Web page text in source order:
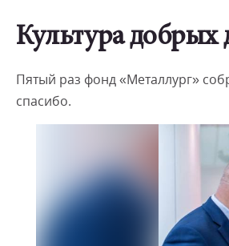
Культура добрых
Пятый раз фонд «Металлург»
спасибо.